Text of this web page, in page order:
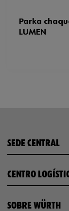
Parka
LUMEN
SEDE CENTRAL
CENTRO
SOBRE WÜRTH